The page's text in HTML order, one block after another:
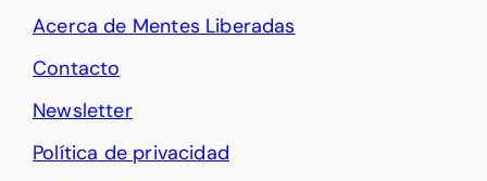
Acerca de Mentes Liberadas
Contacto
Newsletter
Política de privacidad